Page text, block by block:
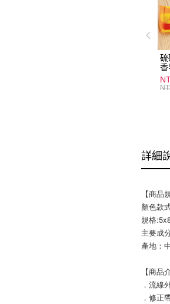
硫
香
護
詳細
【商品
顏色款
規格
主要成
產地：
【商品
．流線
．修正